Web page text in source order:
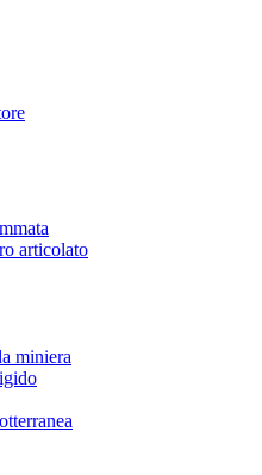
articolato
miniera